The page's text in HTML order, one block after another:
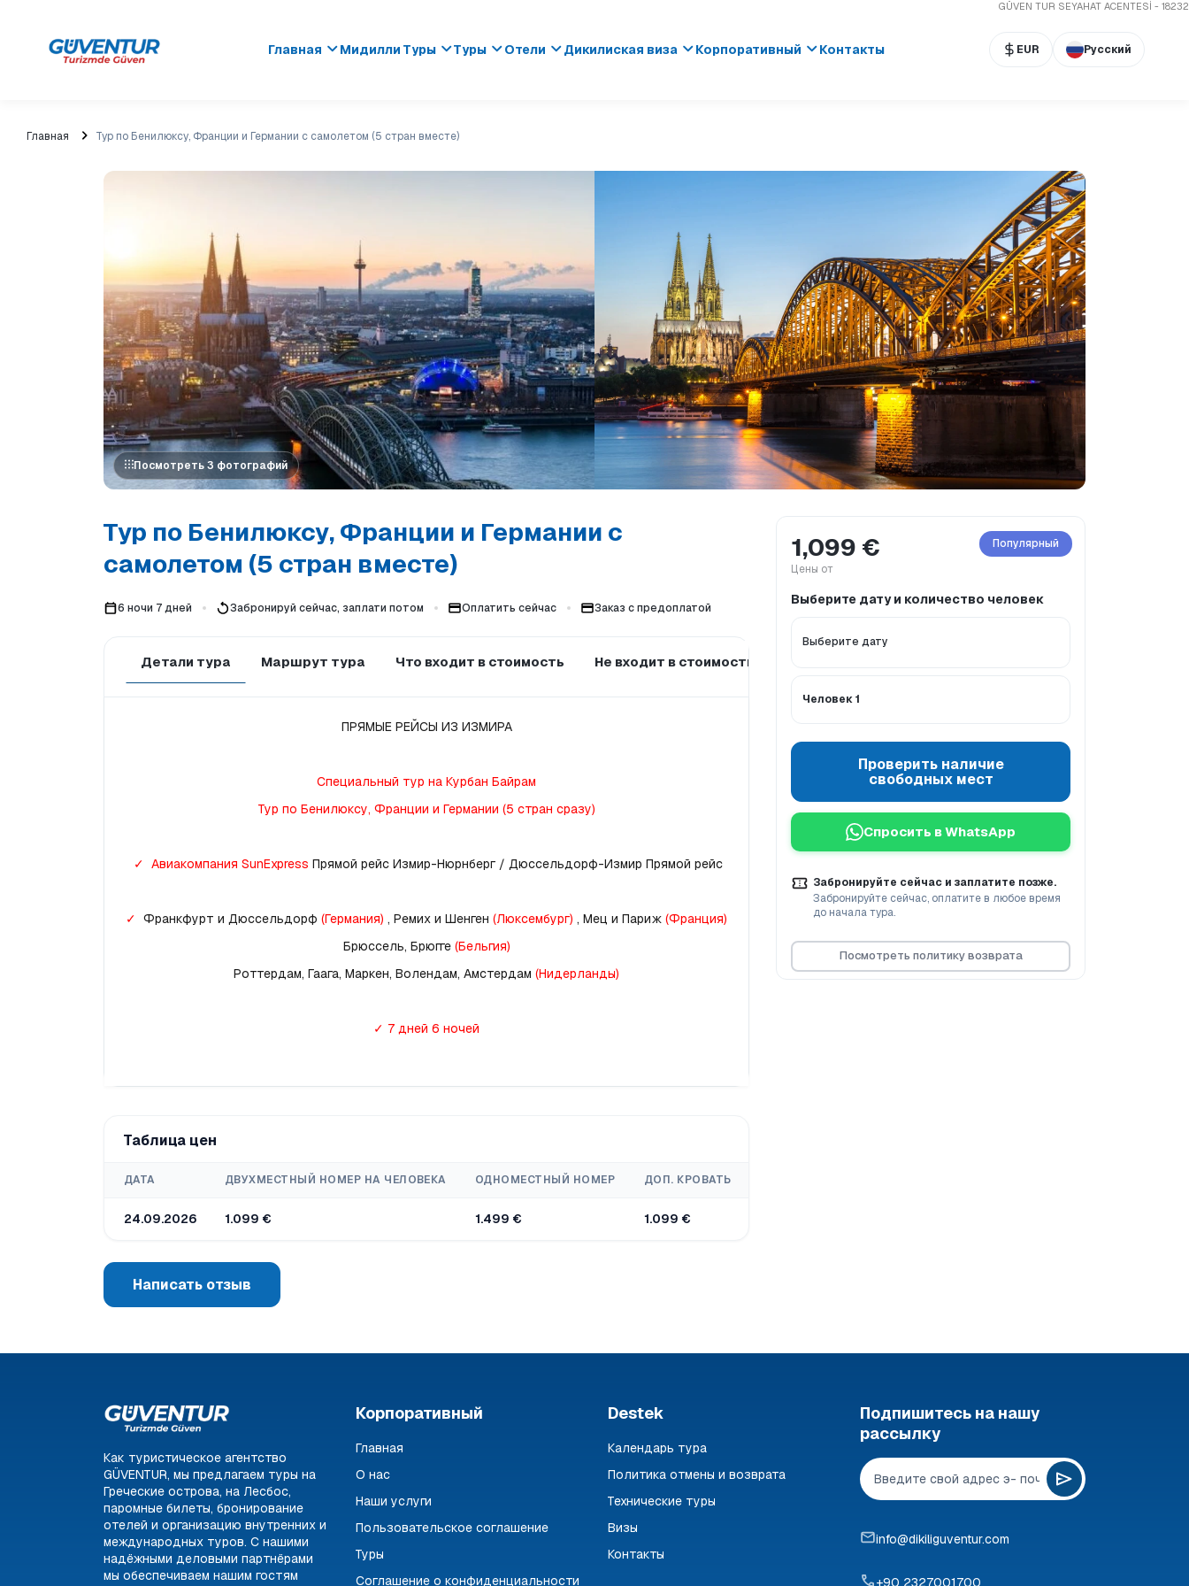
GÜVEN TUR SEYAHAT ACENTESİ - 18232
Главная Мидилли Туры Туры Отели Дикилиская виза Корпоративный Контакты EUR Русский
Главная Тур по Бенилюксу, Франции и Германии с самолетом (5 стран вместе)
Посмотреть 3 фотографий
Тур по Бенилюксу, Франции и Германии с
самолетом (5 стран вместе)
6 ночи 7 дней Забронируй сейчас, заплати потом Оплатить сейчас Заказ с предоплатой
Детали тура Маршрут тура Что входит в стоимость Не входит в стоимость
ПРЯМЫЕ РЕЙСЫ ИЗ ИЗМИРА
Специальный тур на Курбан Байрам
Тур по Бенилюксу, Франции и Германии (5 стран сразу)
✓ Авиакомпания SunExpress Прямой рейс Измир-Нюрнберг / Дюссельдорф-Измир Прямой рейс
✓ Франкфурт и Дюссельдорф (Германия) , Ремих и Шенген (Люксембург) , Мец и Париж (Франция)
Брюссель, Брюгге (Бельгия)
Роттердам, Гаага, Маркен, Волендам, Амстердам (Нидерланды)
✓ 7 дней 6 ночей
Таблица цен
ДАТА ДВУХМЕСТНЫЙ НОМЕР НА ЧЕЛОВЕКА ОДНОМЕСТНЫЙ НОМЕР ДОП. КРОВАТЬ
24.09.2026 1.099 € 1.499 € 1.099 €
Популярный
1,099 €
Цены от
Выберите дату и количество человек
Человек 1
Проверить наличие
свободных мест
Спросить в WhatsApp
Забронируйте сейчас и заплатите позже.
Забронируйте сейчас, оплатите в любое время
до начала тура.
Посмотреть политику возврата
Написать отзыв
Как туристическое агентство
GÜVENTUR, мы предлагаем туры на
Греческие острова, на Лесбос,
паромные билеты, бронирование
отелей и организацию внутренних и
международных туров. С нашими
надёжными деловыми партнёрами
мы обеспечиваем нашим гостям
Корпоративный
Главная
О нас
Наши услуги
Пользовательское соглашение
Туры
Соглашение о конфиденциальности
Destek
Календарь тура
Политика отмены и возврата
Технические туры
Визы
Контакты
Подпишитесь на нашу
рассылку
info@dikiliguventur.com
+90 2327001700